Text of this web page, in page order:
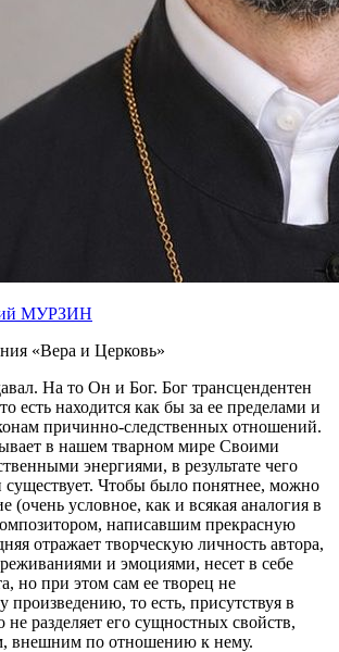
МУРЗИН
«Вера и Церковь»
На то Он и Бог. Бог трансцендентен
есть находится как бы за ее пределами и
причинно-следственных отношений.
в нашем тварном мире Своими
энергиями, в результате чего
существует. Чтобы было понятнее, можно
(очень условное, как и всякая аналогия в
написавшим прекрасную
отражает творческую личность автора,
и эмоциями, несет в себе
но при этом сам ее творец не
произведению, то есть, присутствуя в
разделяет его сущностных свойств,
внешним по отношению к нему.